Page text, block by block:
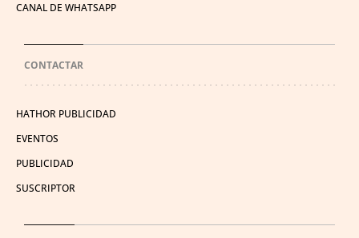
CANAL DE WHATSAPP
CONTACTAR
HATHOR PUBLICIDAD
EVENTOS
PUBLICIDAD
SUSCRIPTOR